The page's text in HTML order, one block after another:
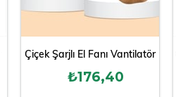
Çiçek Şarjlı El Fanı Vantilatör
₺176,40